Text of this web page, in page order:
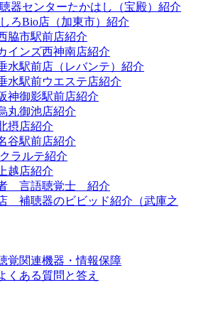
器センターたかはし（宝殿）紹介
ろBio店（加東市）紹介
市駅前店紹介
ンズ西神南店紹介
駅前店（レバンテ）紹介
駅前ウエステ店紹介
御影駅前店紹介
丸御池店紹介
摂店紹介
谷駅前店紹介
ラルテ紹介
越店紹介
言語聴覚士 紹介
補聴器のビビッド紹介（武庫之
覚関連機器・情報保障
くある質問と答え